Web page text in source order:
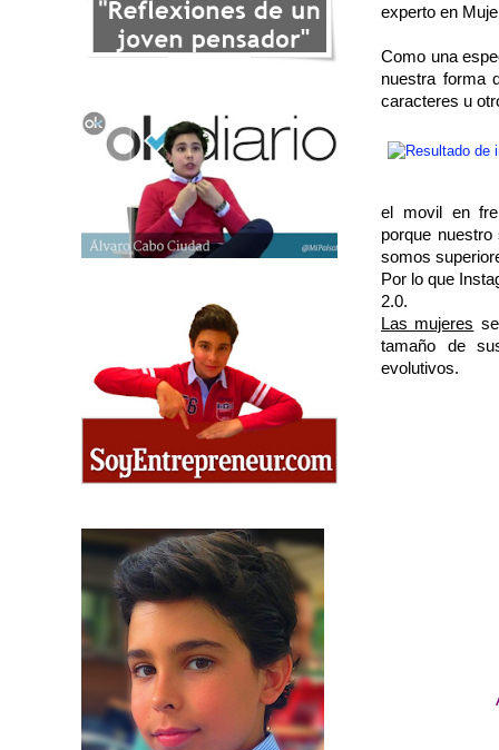
experto en
Como una
nuestra forma
caracteres u
el movil en
porque
somos
Por lo que
2.0.
Las mujeres
tamaño de
evolutivos.